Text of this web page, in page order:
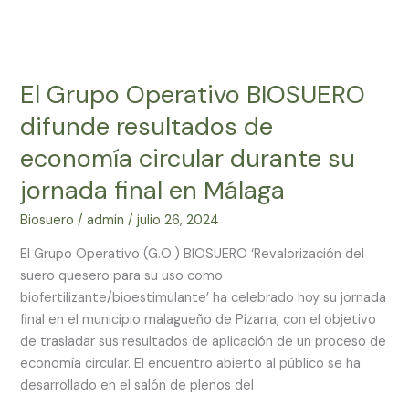
El Grupo Operativo BIOSUERO
difunde resultados de
economía circular durante su
jornada final en Málaga
Biosuero /admin/julio 26, 2024
El Grupo Operativo (G.O.) BIOSUERO ‘Revalorización del
suero quesero para su uso como
biofertilizante/bioestimulante’ ha celebrado hoy su jornada
final en el municipio malagueño de Pizarra, con el objetivo
de trasladar sus resultados de aplicación de un proceso de
economía circular. El encuentro abierto al público se ha
desarrollado en el salón de plenos del
Operativo
difunde
resultados
de
economía
circular
jornada